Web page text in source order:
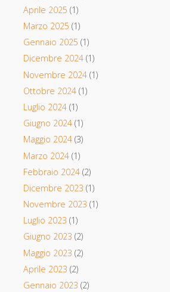
Aprile 2025 (1)
Marzo 2025 (1)
Gennaio 2025 (1)
Dicembre 2024(1)
Novembre 2024(1)
Ottobre 2024(1)
Luglio 2024(1)
Giugno 2024(1)
Maggio 2024(3)
Marzo 2024(1)
Febbraio 2024(2)
Dicembre 2023 (1)
Novembre 2023 (1)
Luglio 2023 (1)
Giugno 2023 (2)
Maggio 2023 (2)
Aprile 2023 (2)
Gennaio 2023 (2)